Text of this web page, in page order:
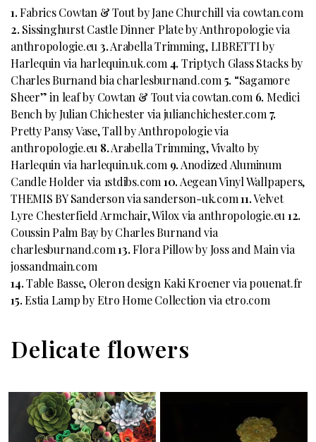
1.Fabrics Cowtan & Tout by Jane Churchill via cowtan.com
2. Sissinghurst Castle Dinner Plate by Anthropologie via
anthropologie.eu3.Arabella Trimming, LIBRETTI by
Harlequin via harlequin.uk.com4. Triptych Glass Stacks by
Charles Burnand bia charlesburnand.com5. “Sagamore
Sheer” in leaf by Cowtan & Tout via cowtan.com 6. Medici
Bench by Julian Chichester via julianchichester.com7.
Pretty Pansy Vase, Tall by Anthropologie via
anthropologie.eu 8.Arabella Trimming, Vivalto by
Harlequin via harlequin.uk.com 9.Anodized Aluminum
Candle Holder via 1stdibs.com10.Aegean Vinyl Wallpapers,
THEMIS BY Sanderson via sanderson-uk.com11.Velvet
Lyre Chesterfield Armchair, Wilox via anthropologie.eu12.
Coussin Palm Bay by Charles Burnand via
charlesburnand.com13.Flora Pillow by Joss and Main via
jossandmain.com
14.Table Basse, Oleron design Kaki Kroener via pouenat.fr
15.Estia Lamp by Etro Home Collection via etro.com
Delicate flowers